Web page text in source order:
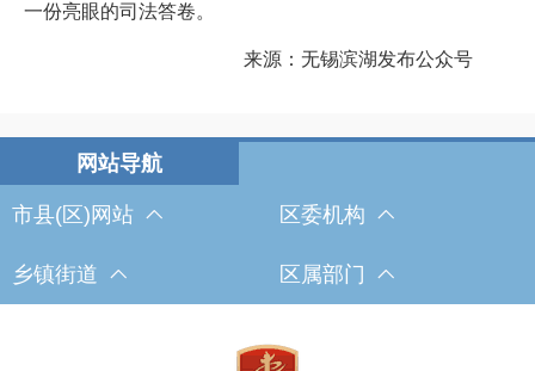
一份亮眼的司法答卷。
来源：无锡滨湖发布公众号
市县(区)网站 区委机构
乡镇街道 区属部门